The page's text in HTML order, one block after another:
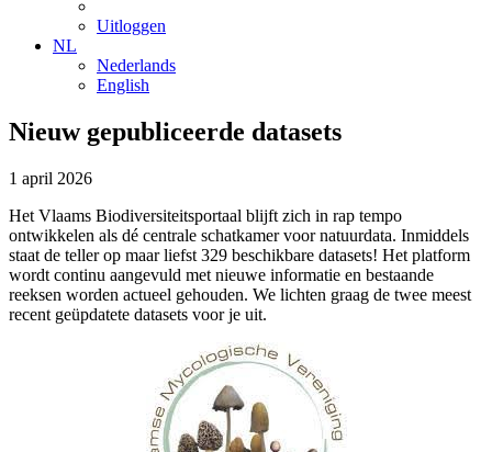
Uitloggen
NL
Nederlands
English
Nieuw gepubliceerde datasets
1 april 2026
Het Vlaams Biodiversiteitsportaal blijft zich in rap tempo
ontwikkelen als dé centrale schatkamer voor natuurdata. Inmiddels
staat de teller op maar liefst 329 beschikbare datasets! Het platform
wordt continu aangevuld met nieuwe informatie en bestaande
reeksen worden actueel gehouden. We lichten graag de twee meest
recent geüpdatete datasets voor je uit.